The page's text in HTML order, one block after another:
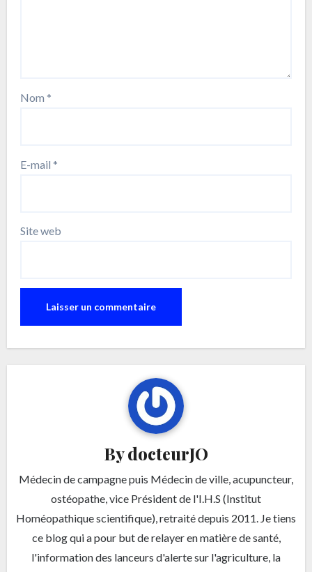
BydocteurJO
Médecin de campagne puis Médecin de ville, acupuncteur,
ostéopathe, vice Président de l'I.H.S (Institut
Homéopathique scientifique), retraité depuis 2011. Je tiens
ce blog qui a pour but de relayer en matière de santé,
l'information des lanceurs d'alerte sur l'agriculture, la
Nom *
E-mail *
Site web